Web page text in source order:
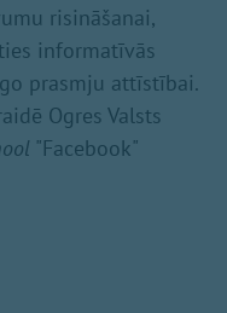
risināšanai,
informatīvās
prasmju attīstībai.
Ogres Valsts
"Facebook"